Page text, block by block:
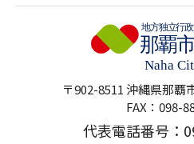
〒902-8511 沖縄県那覇
FAX：098-
代表電話番号：